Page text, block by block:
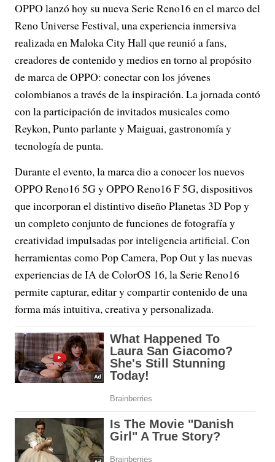
OPPO lanzó hoy su nueva Serie Reno16 en el marco del
Reno Universe Festival, una experiencia inmersiva
realizada en Maloka City Hall que reunió a fans,
creadores de contenido y medios en torno al propósito
de marca de OPPO: conectar con los jóvenes
colombianos a través de la inspiración. La jornada contó
con la participación de invitados musicales como
Reykon, Punto parlante y Maiguai, gastronomía y
tecnología de punta.
Durante el evento, la marca dio a conocer los nuevos
OPPO Reno16 5G y OPPO Reno16 F 5G, dispositivos
que incorporan el distintivo diseño Planetas 3D Pop y
un completo conjunto de funciones de fotografía y
creatividad impulsadas por inteligencia artificial. Con
herramientas como Pop Camera, Pop Out y las nuevas
experiencias de IA de ColorOS 16, la Serie Reno16
permite capturar, editar y compartir contenido de una
forma más intuitiva, creativa y personalizada.